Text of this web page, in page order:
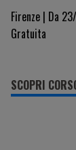
Firenze | Da
Gratuita
SCOPRI